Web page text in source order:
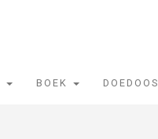
BOEK DOEDOOS